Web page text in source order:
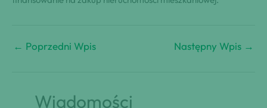
← Poprzedni Wpis Następny Wpis →
Wiadomości